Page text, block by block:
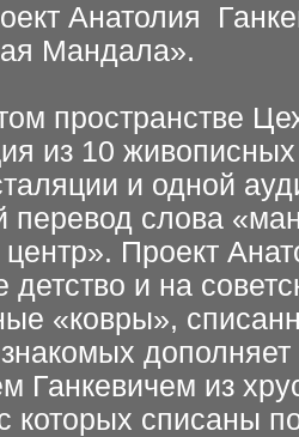
Анатолия
Мандала».
пространстве
из 10
и одной
перевод слова
центр». Проект
детство и на
«ковры»,
Ганкевичем из
которых списаны